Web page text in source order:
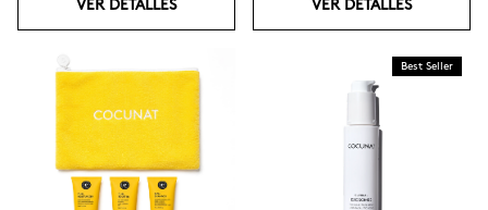
VER DETALLES VER DETALLES
Best Seller